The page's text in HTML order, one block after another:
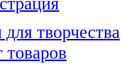
творчества
товаров